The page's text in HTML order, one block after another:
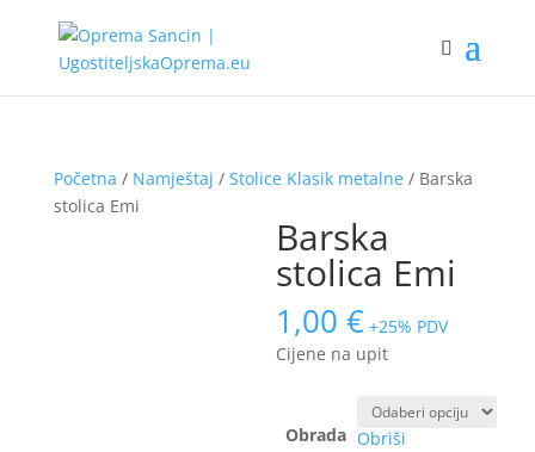
Početna / Namještaj / Stolice Klasik metalne/ Barska
stolica Emi
Barska
stolica Emi
1,00€ +25% PDV
Cijene na upit
Obrada Obriši